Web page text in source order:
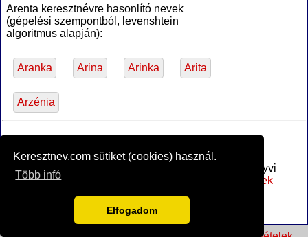
Keresztnev.com sütiket (cookies) használ.
Több infó
Elfogadom
Arenta keresztnévre hasonlító nevek
(gépelési szempontból, levenshtein
algoritmus alapján):
Aranka Arina Arinka Arita
Arzénia
Az MTA Nyelvtudományi Intézete által anyakönyvi
bejegyzésre alkalmasnak minősített
női utónevek
névnapok és jelentések nagy része